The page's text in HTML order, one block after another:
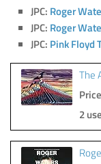
JPC: Roger
JPC: Roger
JPC: Pink Floyd
The
2